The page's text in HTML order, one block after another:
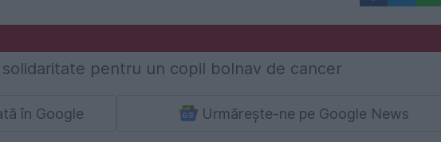
în Google Urmărește-ne pe Google News